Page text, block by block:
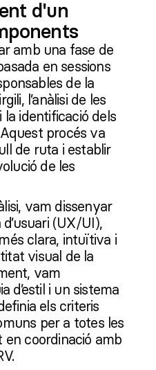
d'un
amb una fase de
en sessions
de la
l’anàlisi de les
la identificació dels
Aquest procés va
de ruta i establir
de les
vam dissenyar
(UX/UI),
clara, intuïtiva i
visual de la
vam
d’estil i un sistema
els criteris
per a totes les
en coordinació amb